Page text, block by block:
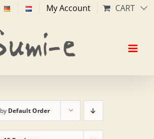
My Account CART
Default Order